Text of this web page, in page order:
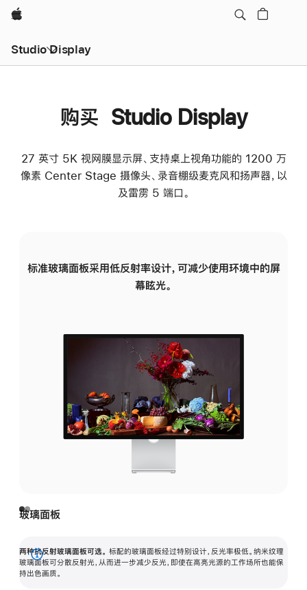
Apple
Studio Display
购买 Studio Display
27 英寸 5K 视网膜显示屏、支持桌上视角功能的 1200 万
像素 Center Stage 摄像头、录音棚级麦克风和扬声器，以
及雷雳 5 端口。
标准玻璃面板采用低反射率设计，可减少使用环境中的屏
幕眩光。
玻璃面板
两种抗反射玻璃面板可选。 标配的玻璃面板经过特别设计，反光率极低。纳米纹理
玻璃面板可分散反射光，从而进一步减少反光，即使在高亮光源的工作场所也能保
持出色画质。
展
开